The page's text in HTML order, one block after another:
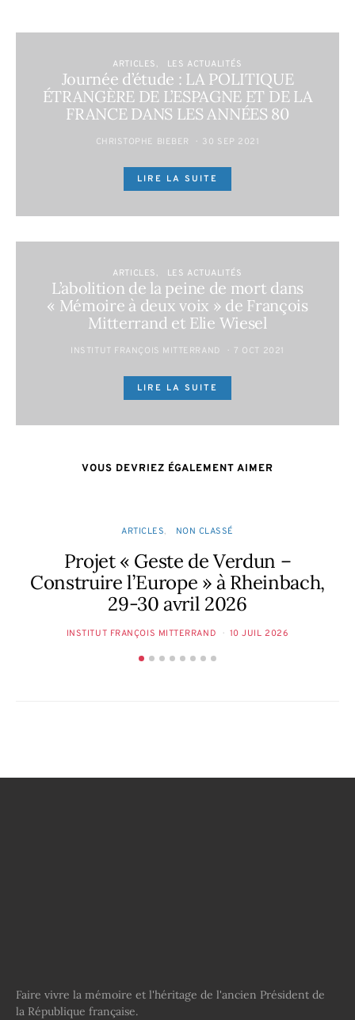
ARTICLES LES ACTUALITÉS
Journée d’étude : LA POLITIQUE
ÉTRANGÈRE DE L’ESPAGNE ET DE LA
FRANCE DANS LES ANNÉES 80
CHRISTOPHE BIEBER 30 SEP 2021
LIRE LA SUITE
ARTICLES LES ACTUALITÉS
L’abolition de la peine de mort dans
« Mémoire à deux voix » de François
Mitterrand et Elie Wiesel
INSTITUT FRANÇOIS MITTERRAND 7 OCT 2021
LIRE LA SUITE
VOUS DEVRIEZ ÉGALEMENT AIMER
ARTICLES NON CLASSÉ
Projet « Geste de Verdun –
Construire l’Europe » à Rheinbach,
29-30 avril 2026
INSTITUT FRANÇOIS MITTERRAND 10 JUIL 2026
Faire vivre la mémoire et l'héritage de l'ancien Président de
la République française.